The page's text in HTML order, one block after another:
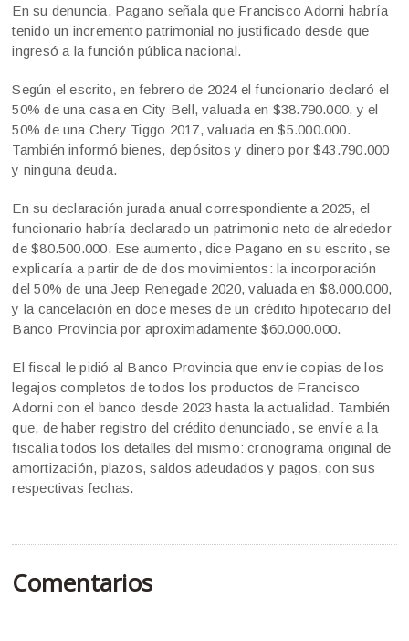
En su denuncia, Pagano señala que Francisco Adorni habría
tenido un incremento patrimonial no justificado desde que
ingresó a la función pública nacional.
Según el escrito, en febrero de 2024 el funcionario declaró el
50% de una casa en City Bell, valuada en $38.790.000, y el
50% de una Chery Tiggo 2017, valuada en $5.000.000.
También informó bienes, depósitos y dinero por $43.790.000
y ninguna deuda.
En su declaración jurada anual correspondiente a 2025, el
funcionario habría declarado un patrimonio neto de alrededor
de $80.500.000. Ese aumento, dice Pagano en su escrito, se
explicaría a partir de de dos movimientos: la incorporación
del 50% de una Jeep Renegade 2020, valuada en $8.000.000,
y la cancelación en doce meses de un crédito hipotecario del
Banco Provincia por aproximadamente $60.000.000.
El fiscal le pidió al Banco Provincia que envíe copias de los
legajos completos de todos los productos de Francisco
Adorni con el banco desde 2023 hasta la actualidad. También
que, de haber registro del crédito denunciado, se envíe a la
fiscalía todos los detalles del mismo: cronograma original de
amortización, plazos, saldos adeudados y pagos, con sus
respectivas fechas.
Comentarios